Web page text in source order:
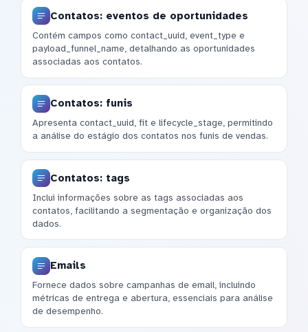
Contatos: eventos de oportunidades
Contém campos como contact_uuid, event_type e
payload_funnel_name, detalhando as oportunidades
associadas aos contatos.
Contatos: funis
Apresenta contact_uuid, fit e lifecycle_stage, permitindo
a análise do estágio dos contatos nos funis de vendas.
Contatos: tags
Inclui informações sobre as tags associadas aos
contatos, facilitando a segmentação e organização dos
dados.
Emails
Fornece dados sobre campanhas de email, incluindo
métricas de entrega e abertura, essenciais para análise
de desempenho.